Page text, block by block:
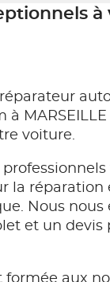
à
réparateur
à
voiture.
la
Nous
et un devis
formée aux